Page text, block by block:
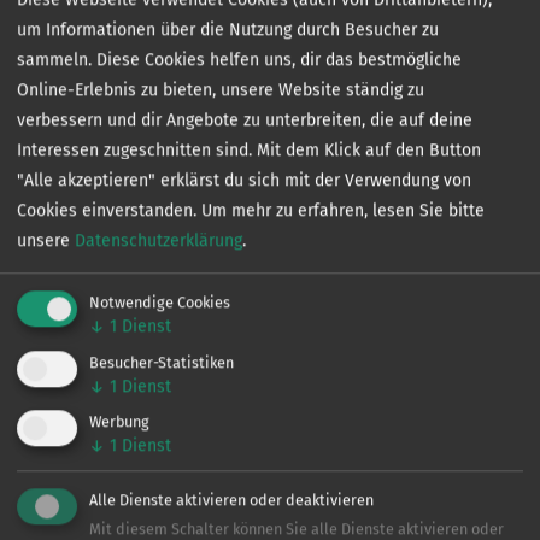
Flurschaden ist zu vermeiden. Für Schäden haftet der
Verursacher.
Bei Verlust des Erlaubnisscheins besteht kein Anspruch
auf Ersatz.
Sonder­bestimmungen
Die genauen Sonderbestimmungen eines jeden
einsehen.
Verein
um Informationen über die Nutzung durch Besucher zu
sammeln. Diese Cookies helfen uns, dir das bestmögliche
Online-Erlebnis zu bieten, unsere Website ständig zu
verbessern und dir Angebote zu unterbreiten, die auf deine
Interessen zugeschnitten sind. Mit dem Klick auf den Button
"Alle akzeptieren" erklärst du sich mit der Verwendung von
Cookies einverstanden. Um mehr zu erfahren, lesen Sie bitte
unsere Datenschutzerklärung.
Notwendige Cookies
↓ 1 Dienst
Besucher-Statistiken
↓ 1 Dienst
Werbung
↓ 1 Dienst
Alle Dienste aktivieren oder deaktivieren
Mit diesem Schalter können Sie alle Dienste aktivieren oder